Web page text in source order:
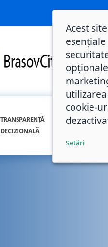
TRANSPARENȚĂ
DECIZIONALĂ
INTEGRITATE
Acest
cookie-
Setări